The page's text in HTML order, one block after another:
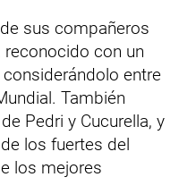
sus compañeros
reconocido con un
considerándolo entre
También
Pedri y Cucurella, y
los fuertes del
los mejores